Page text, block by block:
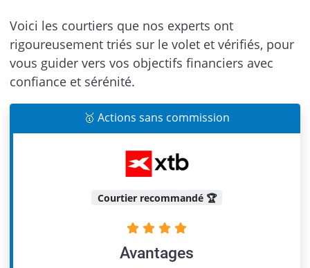
Voici les courtiers que nos experts ont
rigoureusement triés sur le volet et vérifiés, pour
vous guider vers vos objectifs financiers avec
confiance et sérénité.
🥇 Actions sans commission
Courtier recommandé 🏆
Avantages